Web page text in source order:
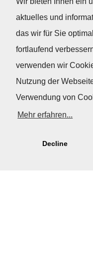
aktuelles und
das wir für Sie
fortlaufend
verwenden wir
Nutzung der
Verwendung von
Mehr erfahren...
Decline